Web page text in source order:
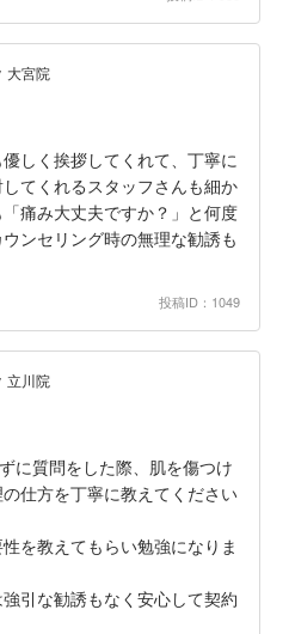
大宮院
しく挨拶してくれて、丁寧に
てくれるスタッフさんも細か
痛み大丈夫ですか？」と何度
ンセリング時の無理な勧誘も
投稿ID：1049
立川院
に質問をした際、肌を傷つけ
仕方を丁寧に教えてください
を教えてもらい勉強になりま
引な勧誘もなく安心して契約